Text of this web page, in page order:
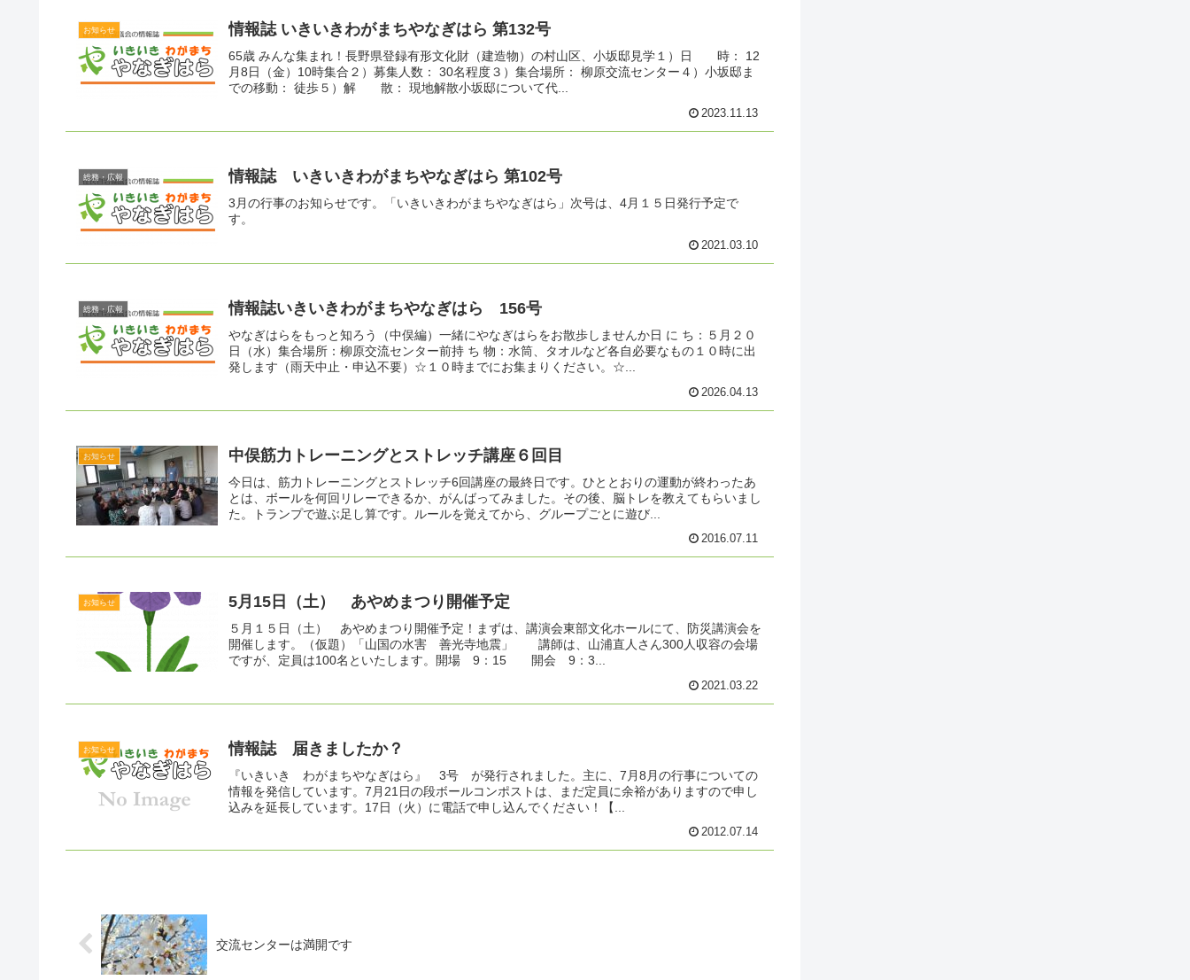
お知らせ 情報誌 いきいきわがまちやなぎはら 第132号
65歳 みんな集まれ！長野県登録有形文化財（建造物）の村山区、小坂邸見学１）日 時： 12
月8日（金）10時集合２）募集人数： 30名程度３）集合場所： 柳原交流センター４）小坂邸ま
での移動： 徒歩５）解 散： 現地解散小坂邸について代...
2023.11.13
総務・広報 情報誌 いきいきわがまちやなぎはら 第102号
3月の行事のお知らせです。「いきいきわがまちやなぎはら」次号は、4月１５日発行予定で
す。
2021.03.10
総務・広報 情報誌いきいきわがまちやなぎはら 156号
やなぎはらをもっと知ろう（中俣編）一緒にやなぎはらをお散歩しませんか日 に ち：５月２０
日（水）集合場所：柳原交流センター前持 ち 物：水筒、タオルなど各自必要なもの１０時に出
発します（雨天中止・申込不要）☆１０時までにお集まりください。☆...
2026.04.13
お知らせ 中俣筋力トレーニングとストレッチ講座６回目
今日は、筋力トレーニングとストレッチ6回講座の最終日です。ひととおりの運動が終わったあ
とは、ボールを何回リレーできるか、がんばってみました。その後、脳トレを教えてもらいまし
た。トランプで遊ぶ足し算です。ルールを覚えてから、グループごとに遊び...
2016.07.11
お知らせ 5月15日（土） あやめまつり開催予定
５月１５日（土） あやめまつり開催予定！まずは、講演会東部文化ホールにて、防災講演会を
開催します。（仮題）「山国の水害 善光寺地震」 講師は、山浦直人さん300人収容の会場
ですが、定員は100名といたします。開場 9：15 開会 9：3...
2021.03.22
お知らせ 情報誌 届きましたか？
『いきいき わがまちやなぎはら』 3号 が発行されました。主に、7月8月の行事についての
情報を発信しています。7月21日の段ボールコンポストは、まだ定員に余裕がありますので申し
込みを延長しています。17日（火）に電話で申し込んでください！【...
2012.07.14
交流センターは満開です